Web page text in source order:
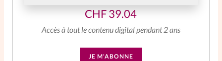
CHF39.04
Accès à tout le contenu digital pendant 2 ans
JE M'ABONNE